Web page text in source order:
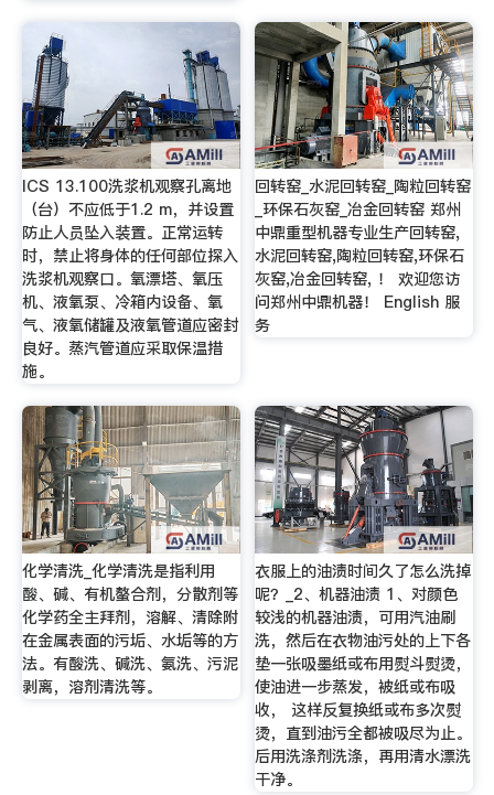
ICS 13.100洗浆机观察孔离地
（台）不应低于1.2 m，并设置
防止人员坠入装置。正常运转
时，禁止将身体的任何部位探入
洗浆机观察口。氧漂塔、氧压
机、液氧泵、冷箱内设备、氧
气、液氧储罐及液氧管道应密封
良好。蒸汽管道应采取保温措
施。
回转窑_水泥回转窑_陶粒回转窑
_环保石灰窑_冶金回转窑 郑州
中鼎重型机器专业生产回转窑,
水泥回转窑,陶粒回转窑,环保石
灰窑,冶金回转窑, ！ 欢迎您访
问郑州中鼎机器！ English 服
务
化学清洗_化学清洗是指利用
酸、碱、有机螯合剂，分散剂等
化学药全主拜剂，溶解、清除附
在金属表面的污垢、水垢等的方
法。有酸洗、碱洗、氨洗、污泥
剥离，溶剂清洗等。
衣服上的油渍时间久了怎么洗掉
呢？_2、机器油渍 1、对颜色
较浅的机器油渍，可用汽油刷
洗，然后在衣物油污处的上下各
垫一张吸墨纸或布用熨斗熨烫，
使油进一步蒸发，被纸或布吸
收， 这样反复换纸或布多次熨
烫，直到油污全都被吸尽为止。
后用洗涤剂洗涤，再用清水漂洗
干净。